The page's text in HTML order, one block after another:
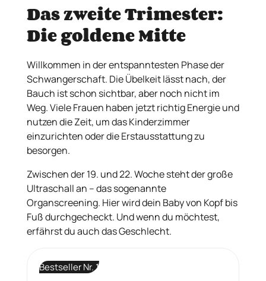
Das zweite Trimester:
Die goldene Mitte
Willkommen in der entspanntesten Phase der
Schwangerschaft. Die Übelkeit lässt nach, der
Bauch ist schon sichtbar, aber noch nicht im
Weg. Viele Frauen haben jetzt richtig Energie und
nutzen die Zeit, um das Kinderzimmer
einzurichten oder die Erstausstattung zu
besorgen.
Zwischen der 19. und 22. Woche steht der große
Ultraschall an – das sogenannte
Organscreening. Hier wird dein Baby von Kopf bis
Fuß durchgecheckt. Und wenn du möchtest,
erfährst du auch das Geschlecht.
Bestseller Nr. 1